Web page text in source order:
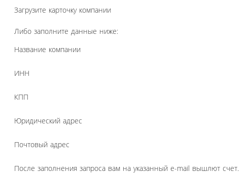
Загрузите карточку компании
Либо заполните данные ниже:
Название компании
ИНН
КПП
Юридический адрес
Почтовый адрес
После заполнения запроса вам на указанный e-mail вышлют счет.